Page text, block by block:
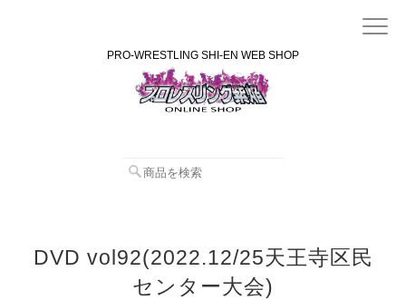
PRO-WRESTLING SHI-EN WEB SHOP
DVD vol92(2022.12/25天王寺区民
センター大会)